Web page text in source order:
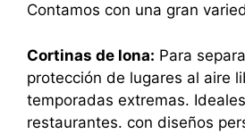
Contamos con una gran
Cortinas de lona: Para
protección de lugares al aire
temporadas extremas.
restaurantes. con diseños